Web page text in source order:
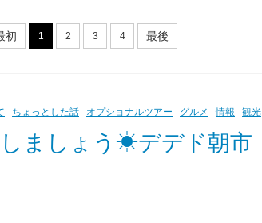
初 1 2 3 4 最後
ちょっとした話 オプショナルツアー グルメ 情報 観光
ましょう☀デデド朝市